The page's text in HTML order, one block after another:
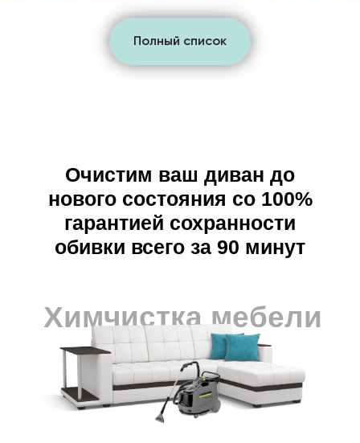
Полный список
Химчистка мебели
Очистим ваш диван до
нового состояния со 100%
гарантией сохранности
обивки всего за 90 минут